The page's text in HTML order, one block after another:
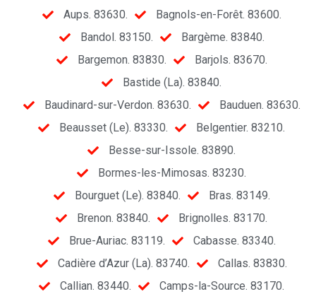
Aups. 83630.
Bagnols-en-Forêt. 83600.
Bandol. 83150.
Bargème. 83840.
Bargemon. 83830.
Barjols. 83670.
Bastide (La). 83840.
Baudinard-sur-Verdon. 83630.
Bauduen. 83630.
Beausset (Le). 83330.
Belgentier. 83210.
Besse-sur-Issole. 83890.
Bormes-les-Mimosas. 83230.
Bourguet (Le). 83840.
Bras. 83149.
Brenon. 83840.
Brignolles. 83170.
Brue-Auriac. 83119.
Cabasse. 83340.
Cadière d’Azur (La). 83740.
Callas. 83830.
Callian. 83440.
Camps-la-Source. 83170.